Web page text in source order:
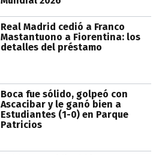
Real Madrid cedió a Franco
Mastantuono a Fiorentina: los
detalles del préstamo
Boca fue sólido, golpeó con
Ascacibar y le ganó bien a
Estudiantes (1-0) en Parque
Patricios